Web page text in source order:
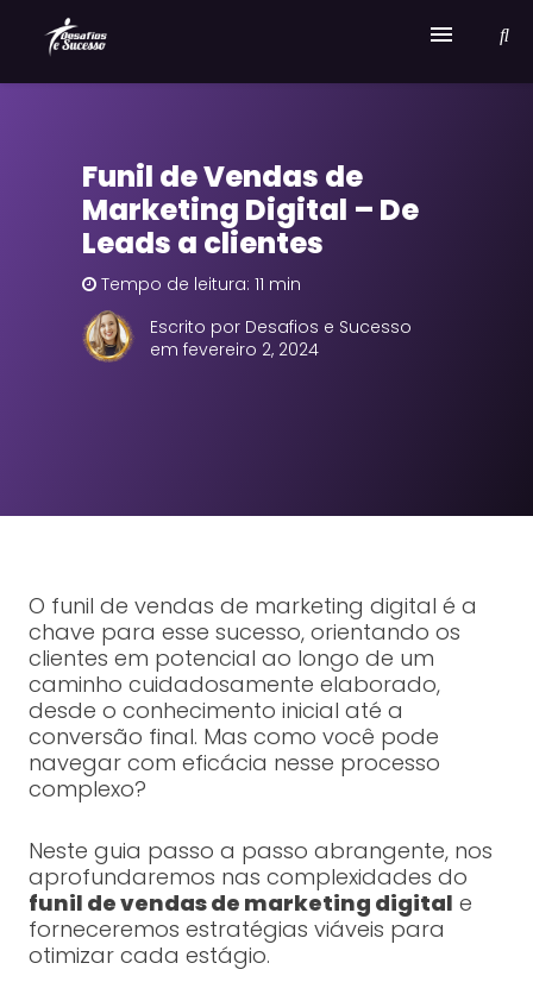
Serviços
Sobre Desafios e Sucesso
Funil de Vendas de
Marketing Digital – De
Leads a clientes
Tempo de leitura: 11 min
Escrito por Desafios e Sucesso
em fevereiro 2, 2024
O funil de vendas de marketing digital é a
chave para esse sucesso, orientando os
clientes em potencial ao longo de um
caminho cuidadosamente elaborado,
desde o conhecimento inicial até a
conversão final. Mas como você pode
navegar com eficácia nesse processo
complexo?
Neste guia passo a passo abrangente, nos
aprofundaremos nas complexidades do
funil de vendas de marketing digital e
forneceremos estratégias viáveis ​​para
otimizar cada estágio.